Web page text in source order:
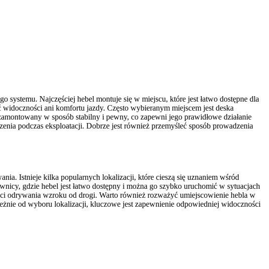
Najczęściej hebel montuje się w miejscu, które jest łatwo dostępne dla
ani komfortu jazdy. Często wybieranym miejscem jest deska
w sposób stabilny i pewny, co zapewni jego prawidłowe działanie
podczas eksploatacji. Dobrze jest również przemyśleć sposób prowadzenia
Istnieje kilka popularnych lokalizacji, które cieszą się uznaniem wśród
gdzie hebel jest łatwo dostępny i można go szybko uruchomić w sytuacjach
odrywania wzroku od drogi. Warto również rozważyć umiejscowienie hebla w
od wyboru lokalizacji, kluczowe jest zapewnienie odpowiedniej widoczności